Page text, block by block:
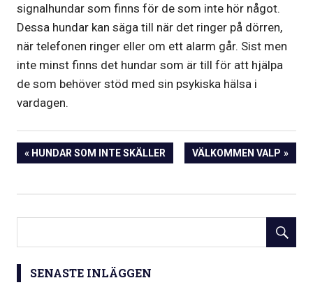
signalhundar som finns för de som inte hör något.
Dessa hundar kan säga till när det ringer på dörren,
när telefonen ringer eller om ett alarm går. Sist men
inte minst finns det hundar som är till för att hjälpa
de som behöver stöd med sin psykiska hälsa i
vardagen.
Inläggsnavigering
PREVIOUS
HUNDAR SOM INTE SKÄLLER
NEXT
VÄLKOMMEN VALP
SENASTE INLÄGGEN